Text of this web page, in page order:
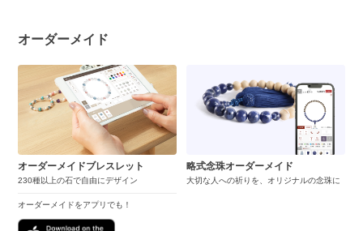
オーダーメイド
オーダーメイドブレスレット
230種以上の石で自由にデザイン
オーダーメイドをアプリでも！
略式念珠オーダーメイド
大切な人への祈りを、オリジナルの念珠に